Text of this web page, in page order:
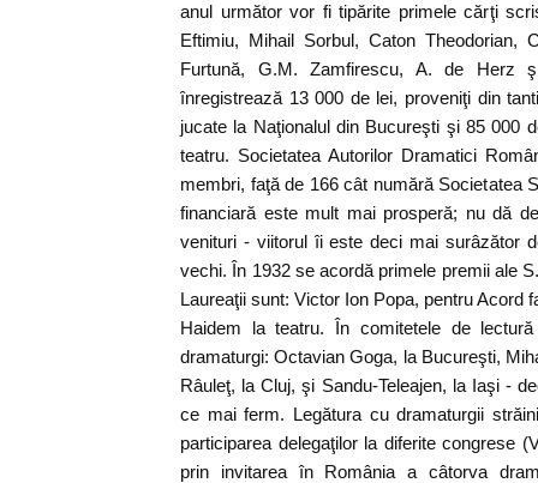
anul următor vor fi tipărite primele cărţi
Eftimiu, Mihail Sorbul, Caton Theodorian,
Furtună, G.M. Zamfirescu, A. de Herz
înregistrează 13 000 de lei, proveniţi din
jucate la Naţionalul din Bucureşti şi 85 000
teatru. Societatea Autorilor Dramatici
membri, faţă de 166 cât numără Societatea
financiară este mult mai prosperă; nu dă
venituri - viitorul îi este deci mai surâzător
vechi. În 1932 se acordă primele premii ale
Laureaţii sunt: Victor Ion Popa, pentru Acord
Haidem la teatru. În comitetele de
dramaturgi: Octavian Goga, la Bucureşti,
Râuleţ, la Cluj, şi Sandu-Teleajen, la Iaşi -
ce mai ferm. Legătura cu dramaturgii
participarea delegaţilor la diferite congrese
prin invitarea în România a câtorva